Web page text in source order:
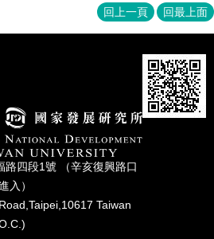
回上一頁 回最上面
四段1號 （辛亥復興路⼝
入）
Taiwan